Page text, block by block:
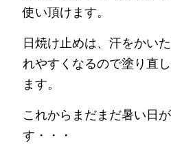
使い頂けます。
日焼け止めは、汗をかい
れやすくなるので塗り直
ます。
これからまだまだ暑い日
す・・・